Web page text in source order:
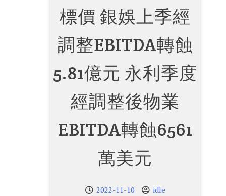
標價 銀娛上季經
調整EBITDA轉蝕
5.81億元 永利季度
經調整後物業
EBITDA轉蝕6561
萬美元
2022-11-10 idle